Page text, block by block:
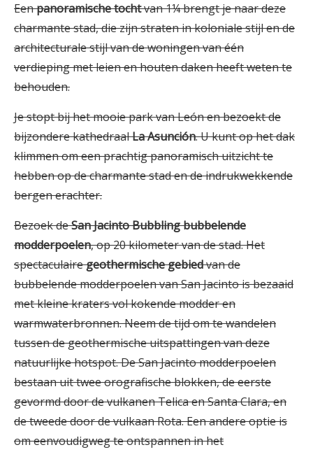
Eenpanoramische tochtvan 1¼ brengt je naar deze
charmante stad, die zijn straten in koloniale stijl en de
architecturale stijl van de woningen van één
verdieping met leien en houten daken heeft weten te
behouden.
Je stopt bij het mooie park van León en bezoekt de
bijzondere kathedraalLa Asunción. U kunt op het dak
klimmen om een prachtig panoramisch uitzicht te
hebben op de charmante stad en de indrukwekkende
bergen erachter.
Bezoek deSan Jacinto Bubbling bubbelende
modderpoelen, op 20 kilometer van de stad. Het
spectaculairegeothermische gebiedvan de
bubbelende modderpoelen van San Jacinto is bezaaid
met kleine kraters vol kokende modder en
warmwaterbronnen. Neem de tijd om te wandelen
tussen de geothermische uitspattingen van deze
natuurlijke hotspot. De San Jacinto modderpoelen
bestaan uit twee orografische blokken, de eerste
gevormd door de vulkanen Telica en Santa Clara, en
de tweede door de vulkaan Rota. Een andere optie is
om eenvoudigweg te ontspannen in het